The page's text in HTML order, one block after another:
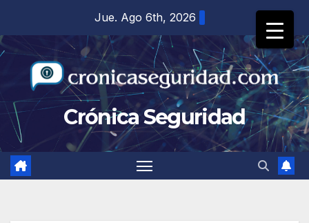
contenido
Jue. Ago 6th, 2026
Crónica Seguridad